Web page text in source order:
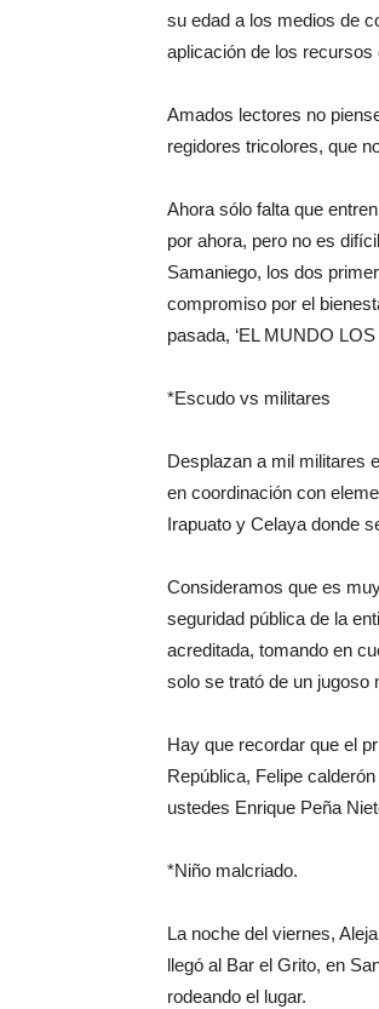
su edad a los medios de
aplicación de los recursos
Amados lectores no
regidores tricolores, que
Ahora sólo falta que
por ahora, pero no es
Samaniego, los dos
compromiso por el
pasada, ‘EL MUNDO LOS
*Escudo vs militares
Desplazan a mil militares
en coordinación con
Irapuato y Celaya donde
Consideramos que es
seguridad pública de la
acreditada, tomando en
solo se trató de un jugoso
Hay que recordar que el
República, Felipe
ustedes Enrique Peña
*Niño malcriado.
La noche del viernes,
llegó al Bar el Grito, en
rodeando el lugar.